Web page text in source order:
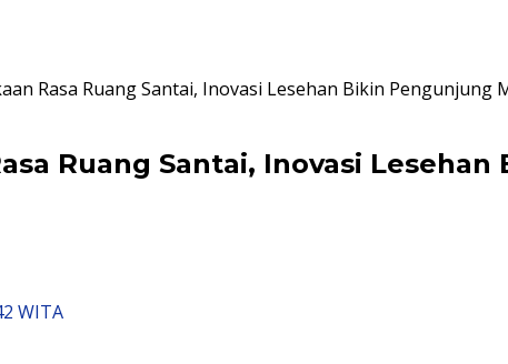
Rasa Ruang Santai, Inovasi Lesehan Bikin Pengunjung
Ruang Santai, Inovasi
WITA